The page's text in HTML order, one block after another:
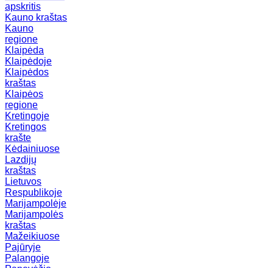
apskritis
Kauno kraštas
Kauno
regione
Klaipėda
Klaipėdoje
Klaipėdos
kraštas
Klaipėos
regione
Kretingoje
Kretingos
krašte
Kėdainiuose
Lazdijų
kraštas
Lietuvos
Respublikoje
Marijampolėje
Marijampolės
kraštas
Mažeikiuose
Pajūryje
Palangoje